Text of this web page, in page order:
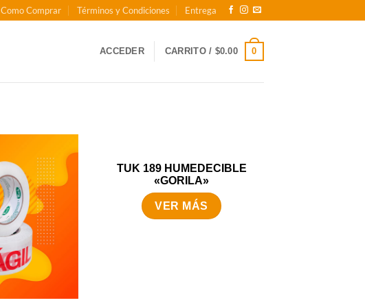
Como Comprar Términos y Condiciones Entrega
ACCEDER CARRITO / $0.00 0
TUK 189 HUMEDECIBLE
«GORILA»
VER MÁS